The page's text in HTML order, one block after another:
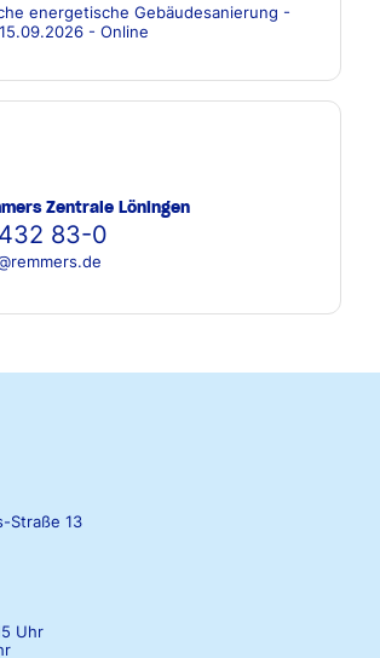
energetische Gebäudesanierung -
- Online
Zentrale Löningen
83-0
Straße 13
Uhr